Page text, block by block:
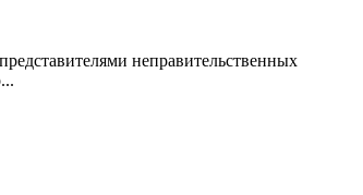
неправительственных